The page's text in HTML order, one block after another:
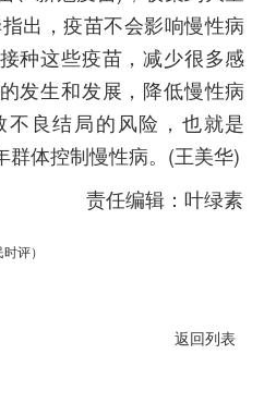
出，疫苗不会影响慢性病
种这些疫苗，减少很多感
发生和发展，降低慢性病
良结局的风险，也就是
群体控制慢性病。(王美华)
责任编辑：叶绿素
评）
返回列表